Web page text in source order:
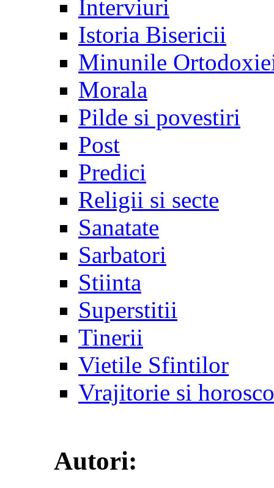
Interviuri
Istoria Bisericii
Minunile
Morala
Pilde si povestiri
Post
Predici
Religii si secte
Sanatate
Sarbatori
Stiinta
Superstitii
Tinerii
Vietile Sfintilor
Vrajitorie si
Autori: